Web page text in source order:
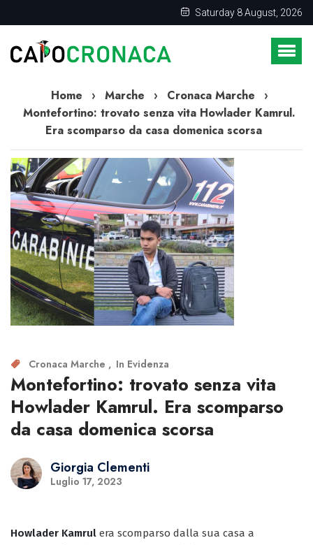
Saturday 8 August, 2026
Home › Marche › Cronaca Marche
›
Montefortino: trovato senza vita Howlader Kamrul.
Era scomparso da casa domenica scorsa
Cronaca Marche In Evidenza
Montefortino: trovato senza vita
Howlader Kamrul. Era scomparso
da casa domenica scorsa
Giorgia Clementi
Luglio 17, 2023
Howlader Kamrul era scomparso dalla sua casa a